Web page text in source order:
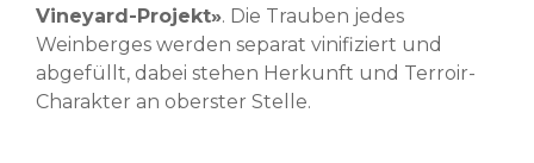
Vineyard-Projekt». Die Trauben jedes
Weinberges werden separat vinifiziert und
abgefüllt, dabei stehen Herkunft und Terroir-
Charakter an oberster Stelle.